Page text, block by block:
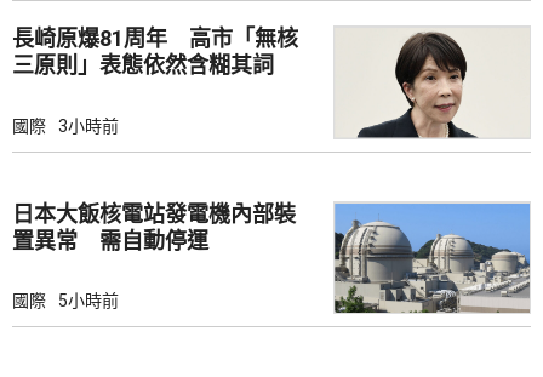
長崎原爆81周年 高市「無核
三原則」表態依然含糊其詞
國際 3小時前
日本大飯核電站發電機內部裝
置異常 需自動停運
國際 5小時前